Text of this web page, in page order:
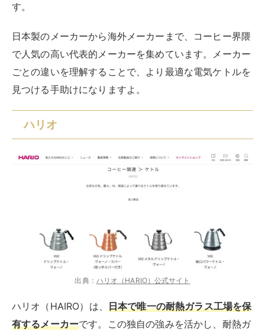
す。
日本製のメーカーから海外メーカーまで、コーヒー界隈
で人気の高い代表的メーカーを集めています。メーカー
ごとの違いを理解することで、より最適な電気ケトルを
見つける手助けになりますよ。
ハリオ
出典： ハリオ（HARIO）公式サイト
ハリオ（HAIRO）は、 日本で唯一の耐熱ガラス工場を保
有するメーカーです。この独自の強みを活かし、耐熱ガ